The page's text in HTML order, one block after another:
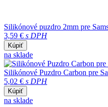
Silikónové puzdro 2mm pre
3,59 € s DPH
Kúpiť
na sklade
Silikónové Puzdro Carbon pre
5,02 € s DPH
Kúpiť
na sklade